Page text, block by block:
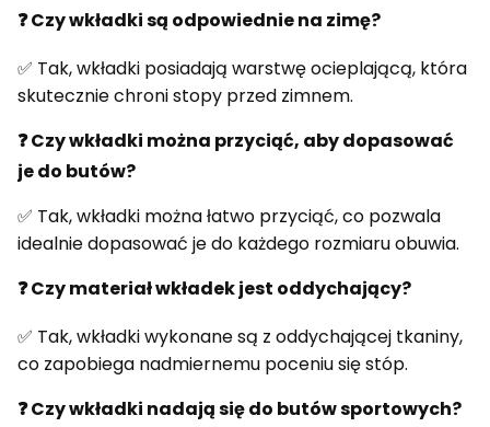
❓ Czy wkładki są odpowiednie na zimę?
✅ Tak, wkładki posiadają warstwę ocieplającą, która
skutecznie chroni stopy przed zimnem.
❓ Czy wkładki można przyciąć, aby dopasować
je do butów?
✅ Tak, wkładki można łatwo przyciąć, co pozwala
idealnie dopasować je do każdego rozmiaru obuwia.
❓ Czy materiał wkładek jest oddychający?
✅ Tak, wkładki wykonane są z oddychającej tkaniny,
co zapobiega nadmiernemu poceniu się stóp.
❓ Czy wkładki nadają się do butów sportowych?